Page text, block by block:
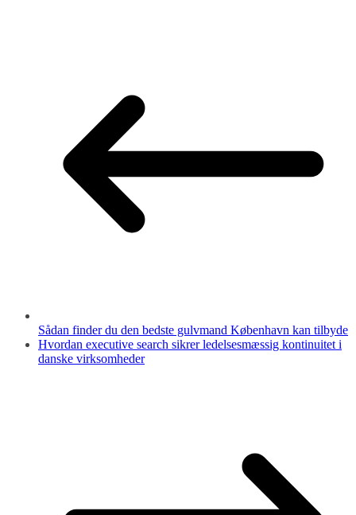
Sådan finder du den bedste gulvmand København kan tilbyde
Hvordan executive search sikrer ledelsesmæssig kontinuitet i
danske virksomheder